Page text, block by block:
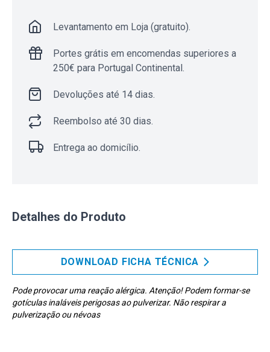
Levantamento em Loja (gratuito).
Portes grátis em encomendas superiores a
250€ para Portugal Continental.
Devoluções até 14 dias.
Reembolso até 30 dias.
Entrega ao domicílio.
Detalhes do Produto
DOWNLOAD FICHA TÉCNICA
Pode provocar uma reação alérgica. Atenção! Podem formar-se
gotículas inaláveis perigosas ao pulverizar. Não respirar a
pulverização ou névoas